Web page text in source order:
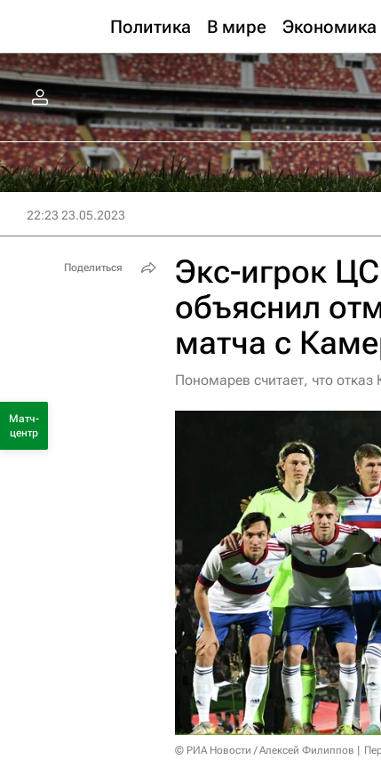
Политика В мире Экономика
22:23 23.05.2023
Экс-игрок
объяснил
матча с
Пономарев считает, что
© РИА Новости / Алексей Филиппов
Поделиться
Матч-
центр